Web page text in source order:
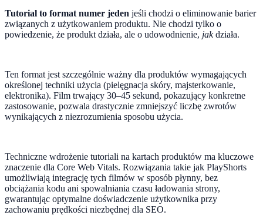
Tutorial to format numer jeden jeśli chodzi o eliminowanie barier
związanych z użytkowaniem produktu. Nie chodzi tylko o
powiedzenie, że produkt działa, ale o udowodnienie, jakdziała.
Ten format jest szczególnie ważny dla produktów wymagających
określonej techniki użycia (pielęgnacja skóry, majsterkowanie,
elektronika). Film trwający 30–45 sekund, pokazujący konkretne
zastosowanie, pozwala drastycznie zmniejszyć liczbę zwrotów
wynikających z niezrozumienia sposobu użycia.
Techniczne wdrożenie tutoriali na kartach produktów ma kluczowe
znaczenie dla Core Web Vitals. Rozwiązania takie jak PlayShorts
umożliwiają integrację tych filmów w sposób płynny, bez
obciążania kodu ani spowalniania czasu ładowania strony,
gwarantując optymalne doświadczenie użytkownika przy
zachowaniu prędkości niezbędnej dla SEO.‍